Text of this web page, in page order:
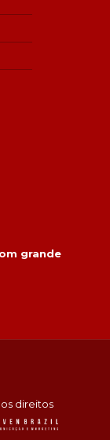
grande
direitos